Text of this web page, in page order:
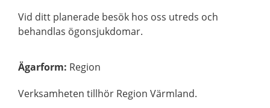
Vid ditt planerade besök hos oss utreds och
behandlas ögonsjukdomar.
Ägarform: Region
Verksamheten tillhör Region Värmland.